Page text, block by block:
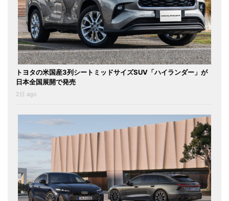
トヨタの米国産3列シートミッドサイズSUV「ハイランダー」が
日本全国展開で発売
2日 ago